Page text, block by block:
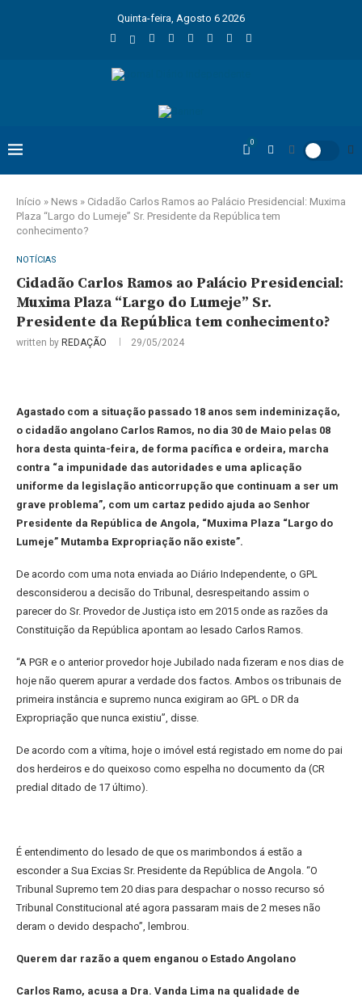
Quinta-feira, Agosto 6 2026
0
Início » News » Cidadão Carlos Ramos ao Palácio Presidencial: Muxima
Plaza “Largo do Lumeje” Sr. Presidente da República tem
conhecimento?
NOTÍCIAS
Cidadão Carlos Ramos ao Palácio Presidencial:
Muxima Plaza “Largo do Lumeje” Sr.
Presidente da República tem conhecimento?
written by REDAÇÃO 29/05/2024
Agastado com a situação passado 18 anos sem indeminização,
o cidadão angolano Carlos Ramos, no dia 30 de Maio pelas 08
hora desta quinta-feira, de forma pacífica e ordeira, marcha
contra “a impunidade das autoridades e uma aplicação
uniforme da legislação anticorrupção que continuam a ser um
grave problema”, com um cartaz pedido ajuda ao Senhor
Presidente da República de Angola, “Muxima Plaza “Largo do
Lumeje” Mutamba Expropriação não existe”.
De acordo com uma nota enviada ao Diário Independente, o GPL
desconsiderou a decisão do Tribunal, desrespeitando assim o
parecer do Sr. Provedor de Justiça isto em 2015 onde as razões da
Constituição da República apontam ao lesado Carlos Ramos.
“A PGR e o anterior provedor hoje Jubilado nada fizeram e nos dias de
hoje não querem apurar a verdade dos factos. Ambos os tribunais de
primeira instância e supremo nunca exigiram ao GPL o DR da
Expropriação que nunca existiu”, disse.
De acordo com a vítima, hoje o imóvel está registado em nome do pai
dos herdeiros e do queixoso como espelha no documento da (CR
predial ditado de 17 último).
É entendimento do lesado de que os marimbondos á estão a
esconder a Sua Excias Sr. Presidente da República de Angola. “O
Tribunal Supremo tem 20 dias para despachar o nosso recurso só
Tribunal Constitucional até agora passaram mais de 2 meses não
deram o devido despacho”, lembrou.
Querem dar razão a quem enganou o Estado Angolano
Carlos Ramo, acusa a Dra. Vanda Lima na qualidade de